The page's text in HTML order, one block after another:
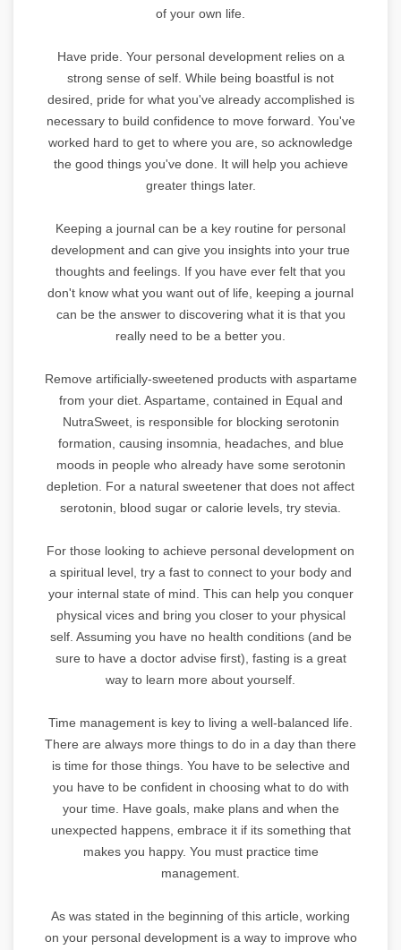
of your own life.
Have pride. Your personal development relies on a
strong sense of self. While being boastful is not
desired, pride for what you've already accomplished is
necessary to build confidence to move forward. You've
worked hard to get to where you are, so acknowledge
the good things you've done. It will help you achieve
greater things later.
Keeping a journal can be a key routine for personal
development and can give you insights into your true
thoughts and feelings. If you have ever felt that you
don't know what you want out of life, keeping a journal
can be the answer to discovering what it is that you
really need to be a better you.
Remove artificially-sweetened products with aspartame
from your diet. Aspartame, contained in Equal and
NutraSweet, is responsible for blocking serotonin
formation, causing insomnia, headaches, and blue
moods in people who already have some serotonin
depletion. For a natural sweetener that does not affect
serotonin, blood sugar or calorie levels, try stevia.
For those looking to achieve personal development on
a spiritual level, try a fast to connect to your body and
your internal state of mind. This can help you conquer
physical vices and bring you closer to your physical
self. Assuming you have no health conditions (and be
sure to have a doctor advise first), fasting is a great
way to learn more about yourself.
Time management is key to living a well-balanced life.
There are always more things to do in a day than there
is time for those things. You have to be selective and
you have to be confident in choosing what to do with
your time. Have goals, make plans and when the
unexpected happens, embrace it if its something that
makes you happy. You must practice time
management.
As was stated in the beginning of this article, working
on your personal development is a way to improve who